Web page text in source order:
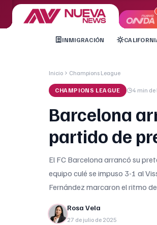
INMIGRACIÓN
Inicio Champions League
CHAMPIONS LEAGUE 4 min de
Barcelona
partido de
El FC Barcelona arrancó su
equipo culé se impuso 3-1 al
Fernández marcaron el ritmo
Rosa Vela
27 de julio de 2025